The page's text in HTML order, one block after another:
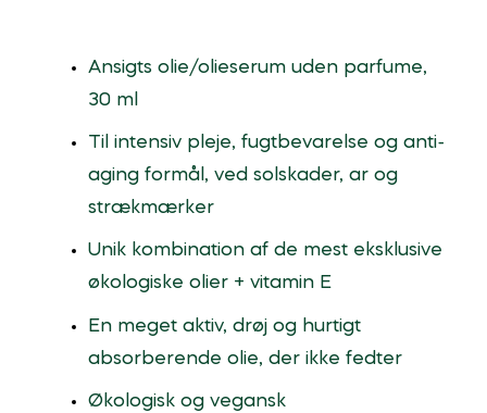
Ansigts olie/olieserum uden parfume,
30 ml
Til intensiv pleje, fugtbevarelse og anti-
aging formål, ved solskader, ar og
strækmærker
Unik kombination af de mest eksklusive
økologiske olier + vitamin E
En meget aktiv, drøj og hurtigt
absorberende olie, der ikke fedter
Økologisk og vegansk